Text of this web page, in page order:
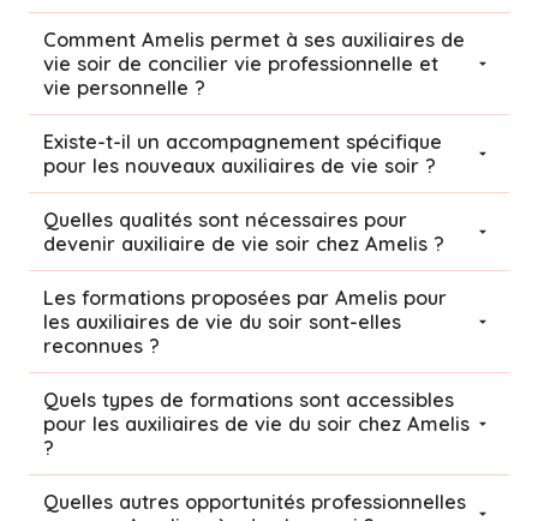
Comment Amelis permet à ses auxiliaires de
vie soir de concilier vie professionnelle et
vie personnelle ?
Existe-t-il un accompagnement spécifique
pour les nouveaux auxiliaires de vie soir ?
Quelles qualités sont nécessaires pour
devenir auxiliaire de vie soir chez Amelis ?
Les formations proposées par Amelis pour
les auxiliaires de vie du soir sont-elles
reconnues ?
Quels types de formations sont accessibles
pour les auxiliaires de vie du soir chez Amelis
?
Quelles autres opportunités professionnelles